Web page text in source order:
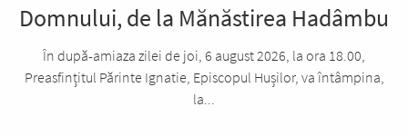
Domnului, de la Mănăstirea Hadâmbu
În după-amiaza zilei de joi, 6 august 2026, la ora 18.00,
Preasfințitul Părinte Ignatie, Episcopul Hușilor, va întâmpina,
la...